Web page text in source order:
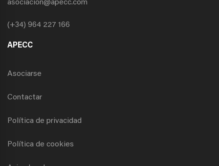
asociacion@apecc.com
(+34) 964 227 166
APECC
Asociarse
Contactar
Política de privacidad
Política de cookies